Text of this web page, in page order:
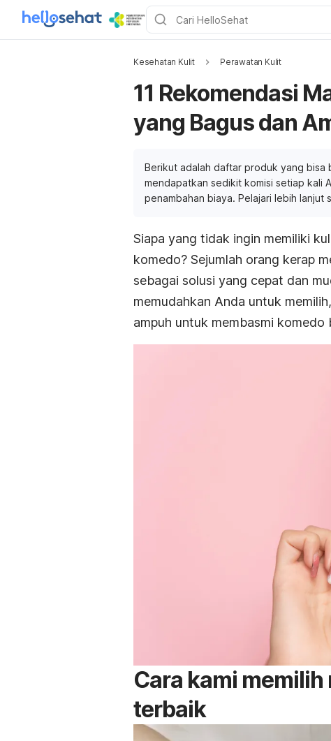
Kesehatan Kulit Perawatan Kulit
11 Rekomendasi
yang Bagus dan
Berikut adalah daftar produk yang bisa
mendapatkan sedikit komisi setiap kali
penambahan biaya. Pelajari lebih
Siapa yang tidak ingin memiliki
komedo? Sejumlah orang kerap
sebagai solusi yang cepat dan
memudahkan Anda untuk
ampuh untuk membasmi komedo
Cara kami
terbaik